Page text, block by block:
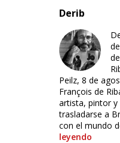
Derib
Peilz, 8 de
François de
artista, pintor y
trasladarse a
con el mundo
leyendo